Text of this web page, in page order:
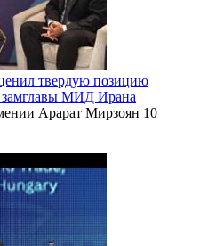
твердую позицию
замглавы МИД Ирана
Арарат Мирзоян 10